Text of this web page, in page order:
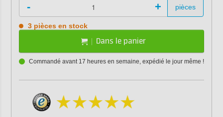
- + pièces
3 pièces en stock
Dans le panier
Commandé avant 17 heures en semaine, expédié le jour même !